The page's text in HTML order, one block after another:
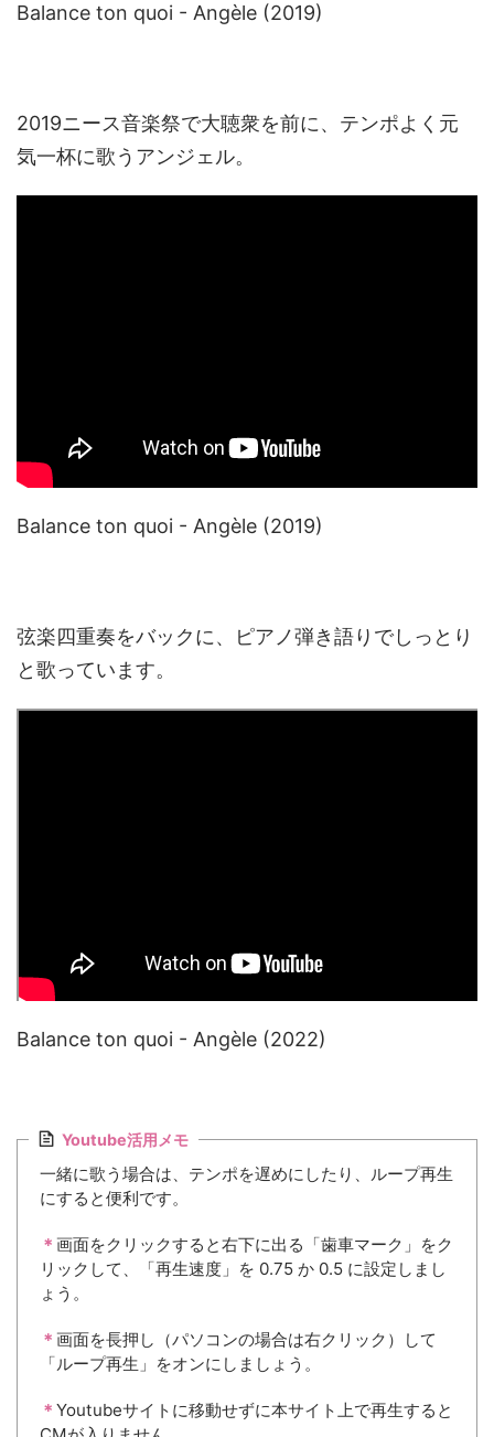
Balance ton quoi - Angèle (2019)
2019ニース音楽祭で大聴衆を前に、テンポよく元
気一杯に歌うアンジェル。
Balance ton quoi - Angèle (2019)
弦楽四重奏をバックに、ピアノ弾き語りでしっとり
と歌っています。
Balance ton quoi - Angèle (2022)
Youtube活用メモ
一緒に歌う場合は、テンポを遅めにしたり、ループ再生
にすると便利です。
＊ 画面をクリックすると右下に出る「歯車マーク」をク
リックして、「再生速度」を 0.75 か 0.5 に設定しまし
ょう。
＊ 画面を長押し（パソコンの場合は右クリック）して
「ループ再生」をオンにしましょう。
＊ Youtubeサイトに移動せずに本サイト上で再生すると